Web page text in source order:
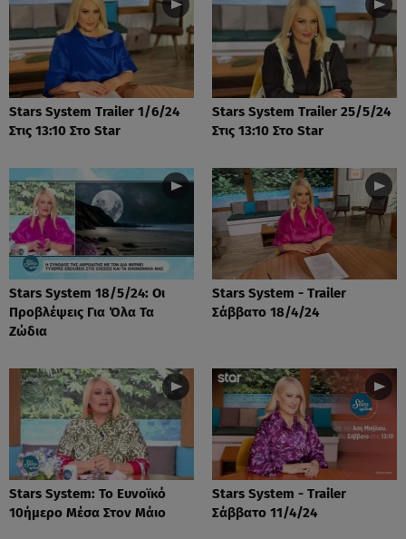
Stars System Trailer 1/6/24
Στις 13:10 Στο Star
Stars System Trailer 25/5/24
Στις 13:10 Στο Star
Stars System 18/5/24: Οι
Προβλέψεις Για Όλα Τα
Ζώδια
Stars System - Trailer
Σάββατο 18/4/24
Stars System: Το Ευνοϊκό
10ήμερο Μέσα Στον Μάιο
Stars System - Trailer
Σάββατο 11/4/24